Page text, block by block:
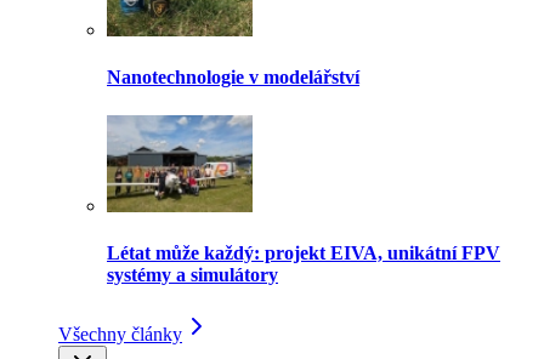
Nanotechnologie v modelářství
Létat může každý: projekt EIVA, unikátní FPV
systémy a simulátory
Všechny články